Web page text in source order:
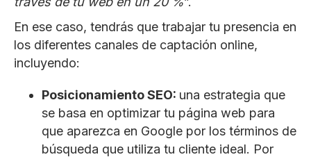
En ese caso, tendrás que trabajar tu presencia en
los diferentes canales de captación online,
incluyendo:
Posicionamiento SEO: una estrategia que
se basa en optimizar tu página web para
que aparezca en Google por los términos de
búsqueda que utiliza tu cliente ideal. Por